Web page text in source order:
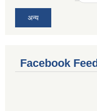
अन्य
Facebook Feed